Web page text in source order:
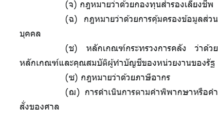
(จ) กฎหมายว่าด้วยกองทุนสำรองเลี้ยงชีพ
(ฉ) กฎหมายว่าด้วยการคุ้มครองข้อมูลส่วน
บุคคล
(ช) หลักเกณฑ์กระทรวงการคลัง ว่าด้วย
หลักเกณฑ์และคุณสมบัติผู้ทำบัญชีของหน่วยงานของรัฐ
(ซ) กฎหมายว่าด้วยภาษีอากร
(ฌ) การดำเนินการตามคำพิพากษาหรือคำ
สั่งของศาล